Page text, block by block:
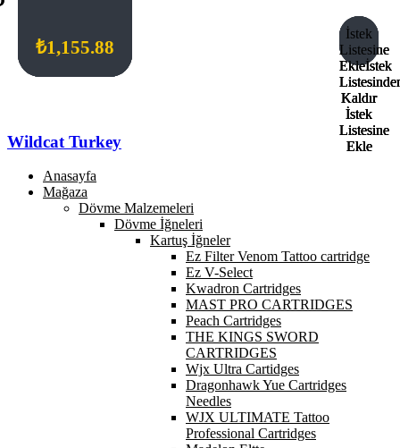
Wildcat Turkey
Anasayfa
Mağaza
Dövme Malzemeleri
Dövme İğneleri
Kartuş İğneler
Ez Filter Venom Tattoo cartridge
Ez V-Select
Kwadron Cartridges
MAST PRO CARTRIDGES
Peach Cartridges
THE KINGS SWORD
CARTRIDGES
Wjx Ultra Cartidges
Dragonhawk Yue Cartridges
Needles
WJX ULTIMATE Tattoo
Professional Cartridges
₺1,155.88
İstek
Listesine
Ekleİstek
Kaldır
İstek
Listesine
Ekle
₺2,752.10
İstek
Listesine
Ekleİstek
Kaldır
İstek
Listesine
Ekle
₺1,155.88
İstek
Listesine
Ekleİstek
Kaldır
İstek
Listesine
Ekle
₺1,155.88
İstek
Listesine
Ekleİstek
Kaldır
İstek
Listesine
Ekle